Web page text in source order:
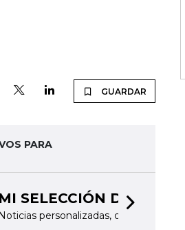
GUARDAR
PARA
temas de interés